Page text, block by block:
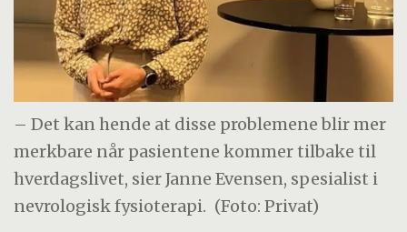
– Det kan hende at disse problemene blir mer
merkbare når pasientene kommer tilbake til
hverdagslivet, sier Janne Evensen, spesialist i
nevrologisk fysioterapi. (Foto: Privat)